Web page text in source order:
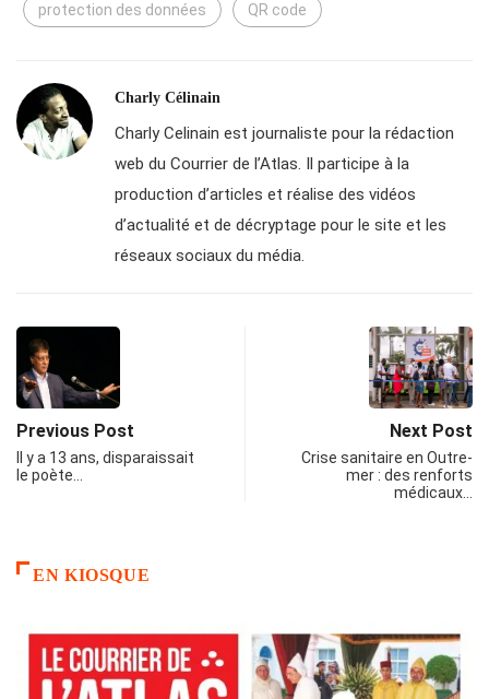
protection des données QR code
Charly Célinain
Charly Celinain est journaliste pour la rédaction
web du Courrier de l’Atlas. Il participe à la
production d’articles et réalise des vidéos
d’actualité et de décryptage pour le site et les
réseaux sociaux du média.
Previous Post
Il y a 13 ans, disparaissait
le poète…
Next Post
Crise sanitaire en Outre-
mer : des renforts
médicaux…
EN KIOSQUE